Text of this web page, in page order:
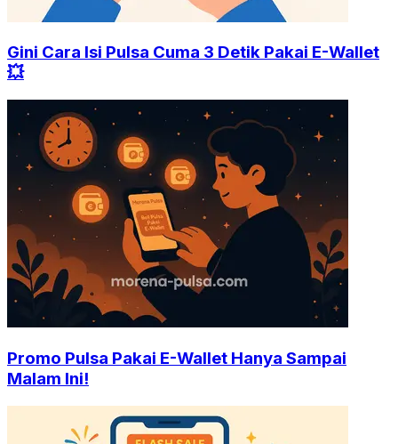
Gini Cara Isi Pulsa Cuma 3 Detik Pakai E-Wallet
💥
Promo Pulsa Pakai E-Wallet Hanya Sampai
Malam Ini!